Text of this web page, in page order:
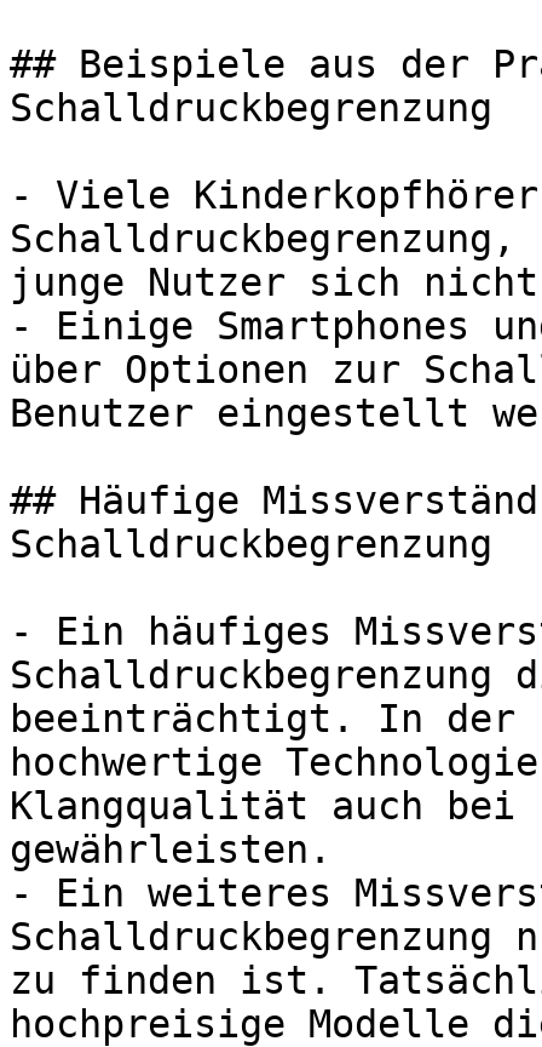
## Beispiele aus der
Schalldruckbegrenzung
- Viele
junge Nutzer sich
- Einige Smartphones
über Optionen zur
Benutzer eingestellt
## Häufige
Schalldruckbegrenzung
- Ein häufiges
beeinträchtigt. In der
hochwertige
Klangqualität auch bei
gewährleisten.
- Ein weiteres
Schalldruckbegrenzung
zu finden ist.
hochpreisige Modelle